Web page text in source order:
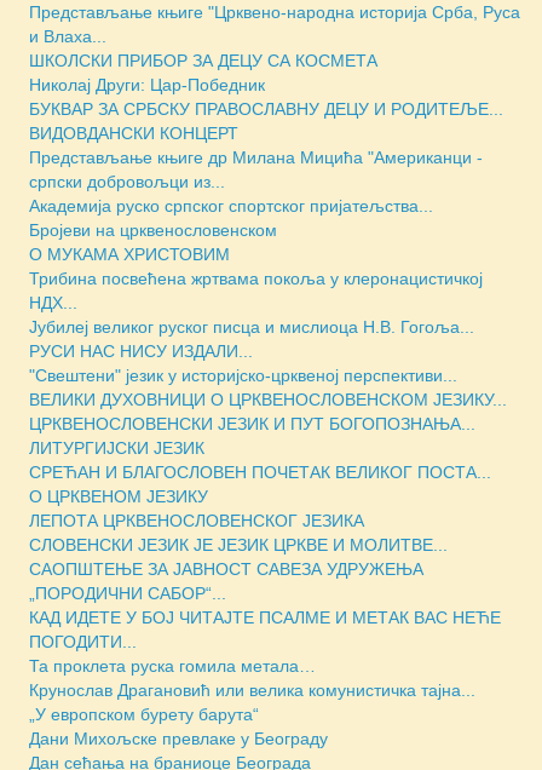
Представљање књиге "Црквено-народна историја Срба, Руса
и Влаха...
ШКОЛСКИ ПРИБОР ЗА ДЕЦУ СА КОСМЕТА
Николај Други: Цар-Победник
БУКВАР ЗА СРБСКУ ПРАВОСЛАВНУ ДЕЦУ И РОДИТЕЉЕ...
ВИДОВДАНСКИ КОНЦЕРТ
Представљање књиге др Милана Мицића "Американци -
српски добровољци из...
Академија руско српског спортског пријатељства...
Бројеви на црквенословенском
О МУКАМА ХРИСТОВИМ
Трибина посвећена жртвама покоља у клеронацистичкој
НДХ...
Јубилеј великог руског писца и мислиоца Н.В. Гогоља...
РУСИ НАС НИСУ ИЗДАЛИ...
"Свештени" језик у историјско-црквеној перспективи...
ВЕЛИКИ ДУХОВНИЦИ О ЦРКВЕНОСЛОВЕНСКОМ ЈЕЗИКУ...
ЦРКВЕНОСЛОВЕНСКИ ЈЕЗИК И ПУТ БОГОПОЗНАЊА...
ЛИТУРГИЈСКИ ЈЕЗИК
СРЕЋАН И БЛАГОСЛОВЕН ПОЧЕТАК ВЕЛИКОГ ПОСТА...
О ЦРКВЕНОМ ЈЕЗИКУ
ЛЕПОТА ЦРКВЕНОСЛОВЕНСКОГ ЈЕЗИКА
СЛОВЕНСКИ ЈЕЗИК ЈЕ ЈЕЗИК ЦРКВЕ И МОЛИТВЕ...
САОПШТЕЊЕ ЗА ЈАВНОСТ САВЕЗА УДРУЖЕЊА
„ПОРОДИЧНИ САБОР“...
КАД ИДЕТЕ У БОЈ ЧИТАЈТЕ ПСАЛМЕ И МЕТАК ВАС НЕЋЕ
ПОГОДИТИ...
Та проклета руска гомила метала…
Крунослав Драгановић или велика комунистичка тајна...
„У европском бурету барута“
Дани Михољске превлаке у Београду
Дан сећања на браниоце Београда